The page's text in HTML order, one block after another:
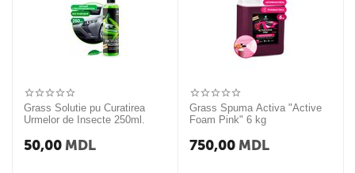
Grass Solutie pu Curatirea
Urmelor de Insecte 250ml.
50,00 MDL
Grass Spuma Activa "Active
Foam Pink" 6 kg
750,00 MDL